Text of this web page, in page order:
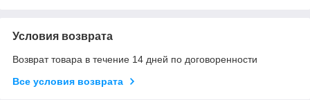
Условия возврата
Возврат товара в течение 14 дней по договоренности
Все условия возврата